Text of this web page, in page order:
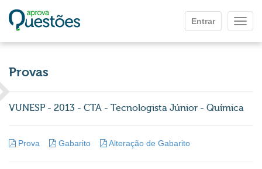
Entrar
Provas
VUNESP - 2013 - CTA - Tecnologista Júnior - Química
Prova Gabarito Alteração de Gabarito